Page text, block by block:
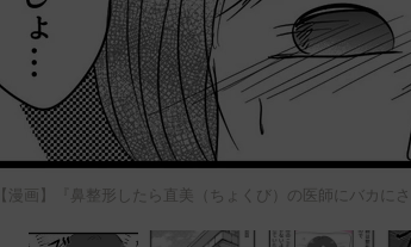
【漫画】『鼻整形したら直美（ちょくび）の医師にバカに